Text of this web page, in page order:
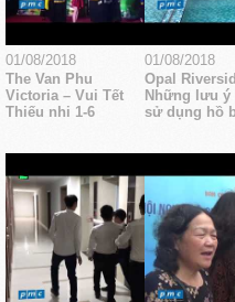
01/08/2018
The Van Phu
Victoria – Vui Tết
Thiếu nhi 1-6
01/08/2018
Opal
Những lưu ý
sử dụng hồ